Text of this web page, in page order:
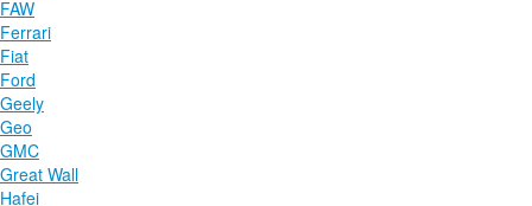
FAW
Ferrari
Fiat
Ford
Geely
Geo
GMC
Great Wall
Hafei